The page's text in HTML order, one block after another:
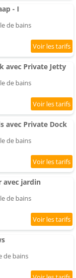
- I
de bains
avec Private Jetty
de bains
avec Private Dock
de bains
avec jardin
de bains
de bains